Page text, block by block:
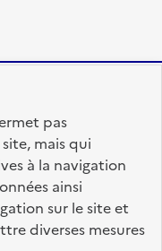
pas
mais qui
à la navigation
ainsi
sur le site et
diverses mesures